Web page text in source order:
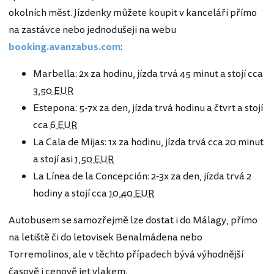
okolních měst. Jízdenky můžete koupit v kanceláři přímo
na zastávce nebo jednodušeji na webu
booking.avanzabus.com:
Marbella: 2x za hodinu, jízda trvá 45 minut a stojí cca
3,50 EUR
Estepona: 5-7x za den, jízda trvá hodinu a čtvrt a stojí
cca6 EUR
La Cala de Mijas: 1x za hodinu, jízda trvá cca 20 minut
a stojí asi1,50 EUR
La Línea de la Concepción: 2-3x za den, jízda trvá 2
hodiny a stojí cca10,40 EUR
Autobusem se samozřejmě lze dostat i do Málagy, přímo
na letiště či do letovisek Benalmádena nebo
Torremolinos, ale v těchto případech bývá výhodnější